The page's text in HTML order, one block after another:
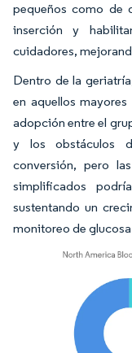
pequeños como de
inserción y
cuidadores,
Dentro de la
en aquellos
adopción entre el
y los obstáculos
conversión, pero
simplificados
sustentando un
monitoreo de glucosa